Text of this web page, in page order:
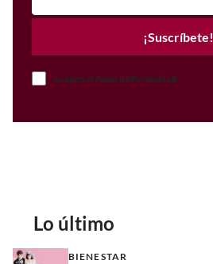
¡Suscríbete!
Acepto el Aviso de Privacidad
Lo último
BIENESTAR